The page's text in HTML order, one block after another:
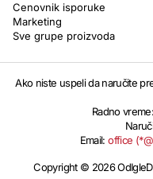
Cenovnik isporuke
Marketing
Sve grupe proizvoda
Ako niste uspeli da naručite
Radno
Email:office
Copyright © 2026